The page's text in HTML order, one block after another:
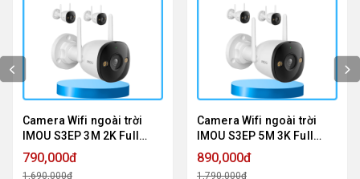
Camera Wifi ngoài trời
IMOU S3EP 3M 2K Full
Color, Đàm Thoại 2 Chiều
790,000đ
1,690,000đ
Camera Wifi ngoài trời
IMOU S3EP 5M 3K Full
Color, Đàm Thoại 2 Chiều
890,000đ
1,790,000đ